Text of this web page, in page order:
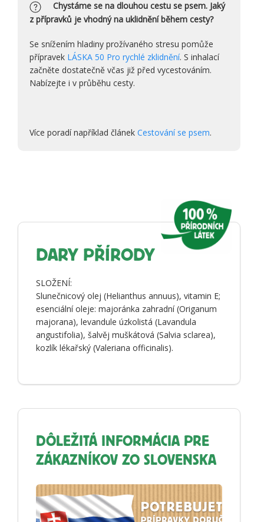
Chystáme se na dlouhou cestu se psem. Jaký
z přípravků je vhodný na uklidnění během cesty?
Se snížením hladiny prožívaného stresu pomůže
přípravek LÁSKA 50 Pro rychlé zklidnění. S inhalací
začněte dostatečně včas již před vycestováním.
Nabízejte i v průběhu cesty.
Více poradí například článek Cestování se psem.
DARY PŘÍRODY
SLOŽENÍ:
Slunečnicový olej (Helianthus annuus), vitamin E;
esenciální oleje: majoránka zahradní (Origanum
majorana), levandule úzkolistá (Lavandula
angustifolia), šalvěj muškátová (Salvia sclarea),
kozlík lékařský (Valeriana officinalis).
DÔLEŽITÁ INFORMÁCIA PRE
ZÁKAZNÍKOV ZO SLOVENSKA